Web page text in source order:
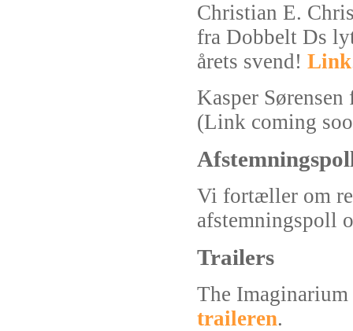
Christian E.
fra Dobbelt Ds
årets svend! Link
Kasper
(Link coming
Vi fortæller om
afstemningspoll
Trailers
The
traileren.